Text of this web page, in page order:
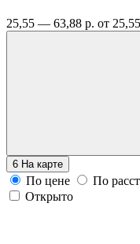
25,55 — 63,88 р. от
6 На карте
По цене
По
Открыто